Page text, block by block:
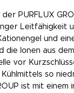
PURFLUX
Leitfähigkeit
und
die Ionen aus
vor
so
ist mit